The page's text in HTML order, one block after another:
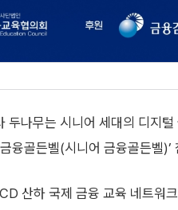
두나무는 시니어 세대의 디지
융골든벨(시니어 금융골든벨)’
산하 국제 금융 교육 네트워